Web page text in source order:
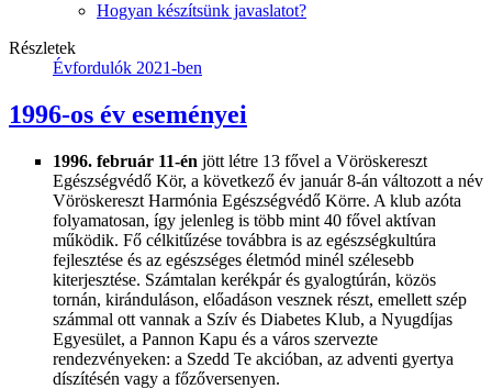
Hogyan készítsünk javaslatot?
Részletek
Évfordulók 2021-ben
1996-os év eseményei
1996. február 11-én jött létre 13 fővel a Vöröskereszt
Egészségvédő Kör, a következő év január 8-án változott a név
Vöröskereszt Harmónia Egészségvédő Körre. A klub azóta
folyamatosan, így jelenleg is több mint 40 fővel aktívan
működik. Fő célkitűzése továbbra is az egészségkultúra
fejlesztése és az egészséges életmód minél szélesebb
kiterjesztése. Számtalan kerékpár és gyalogtúrán, közös
tornán, kiránduláson, előadáson vesznek részt, emellett szép
számmal ott vannak a Szív és Diabetes Klub, a Nyugdíjas
Egyesület, a Pannon Kapu és a város szervezte
rendezvényeken: a Szedd Te akcióban, az adventi gyertya
díszítésén vagy a főzőversenyen.